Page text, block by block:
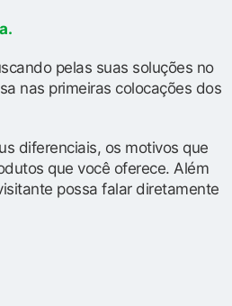
pelas suas soluções no
nas primeiras colocações dos
diferenciais, os motivos que
que você oferece. Além
possa falar diretamente